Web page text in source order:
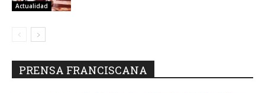
Actualidad
PRENSA FRANCISCANA